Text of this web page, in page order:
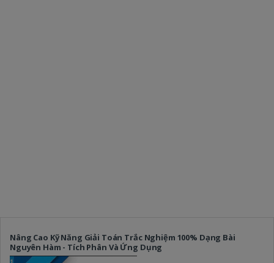
Nâng Cao Kỹ Năng Giải Toán Trắc Nghiệm 100% Dạng Bài
Nguyên Hàm - Tích Phân Và Ứng Dụng